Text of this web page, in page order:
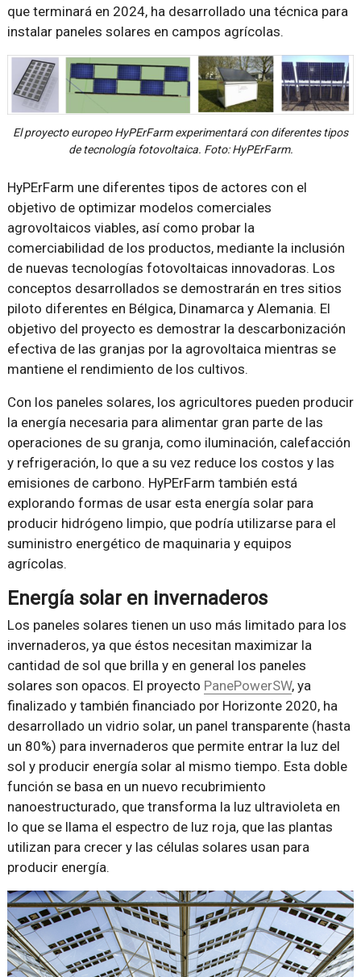
que terminará en 2024, ha desarrollado una técnica para
instalar paneles solares en campos agrícolas.
El proyecto europeo HyPErFarm experimentará con diferentes tipos
de tecnología fotovoltaica. Foto: HyPErFarm.
HyPErFarm une diferentes tipos de actores con el
objetivo de optimizar modelos comerciales
agrovoltaicos viables, así como probar la
comerciabilidad de los productos, mediante la inclusión
de nuevas tecnologías fotovoltaicas innovadoras. Los
conceptos desarrollados se demostrarán en tres sitios
piloto diferentes en Bélgica, Dinamarca y Alemania. El
objetivo del proyecto es demostrar la descarbonización
efectiva de las granjas por la agrovoltaica mientras se
mantiene el rendimiento de los cultivos.
Con los paneles solares, los agricultores pueden producir
la energía necesaria para alimentar gran parte de las
operaciones de su granja, como iluminación, calefacción
y refrigeración, lo que a su vez reduce los costos y las
emisiones de carbono. HyPErFarm también está
explorando formas de usar esta energía solar para
producir hidrógeno limpio, que podría utilizarse para el
suministro energético de maquinaria y equipos
agrícolas.
Energía solar en invernaderos
Los paneles solares tienen un uso más limitado para los
invernaderos, ya que éstos necesitan maximizar la
cantidad de sol que brilla y en general los paneles
solares son opacos. El proyecto PanePowerSW, ya
finalizado y también financiado por Horizonte 2020, ha
desarrollado un vidrio solar, un panel transparente (hasta
un 80%) para invernaderos que permite entrar la luz del
sol y producir energía solar al mismo tiempo. Esta doble
función se basa en un nuevo recubrimiento
nanoestructurado, que transforma la luz ultravioleta en
lo que se llama el espectro de luz roja, que las plantas
utilizan para crecer y las células solares usan para
producir energía.